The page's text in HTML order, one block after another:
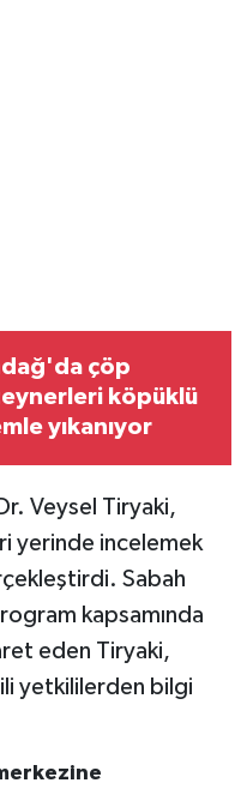
çöp
köpüklü
yıkanıyor
Veysel Tiryaki,
yerinde incelemek
Sabah
kapsamında
eden Tiryaki,
yetkililerden bilgi